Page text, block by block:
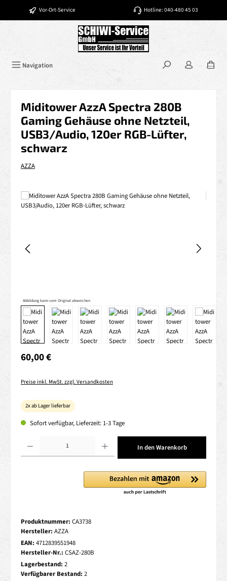
Zum Hauptinhalt springen
Vor-Ort-Service Hotline: 040-480 45 03
Navigation
Miditower AzzA Spectra 280B
Gaming Gehäuse ohne Netzteil,
USB3/Audio, 120er RGB-Lüfter,
schwarz
AZZA
Bildergalerie überspringen
Abbildung kann vom Original abweichen
Regulärer Preis:
60,00 €
Preise inkl. MwSt. zzgl. Versandkosten
2x ab Lager lieferbar
Sofort verfügbar, Lieferzeit: 1-3 Tage
In den Warenkorb
Produktnummer: CA3738
Hersteller: AZZA
EAN: 4712839551948
Hersteller-Nr.: CSAZ-280B
Lagerbestand: 2
Verfügbarer Bestand: 2